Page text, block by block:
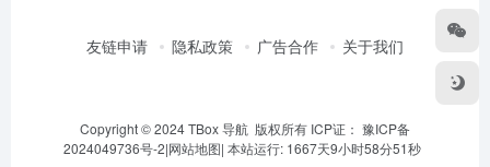
友链申请 隐私政策 广告合作 关于我们
Copyright © 2024 TBox 导航 版权所有 ICP证： 豫ICP备
2024049736号-2|网站地图| 本站运行: 1667天9小时58分51秒